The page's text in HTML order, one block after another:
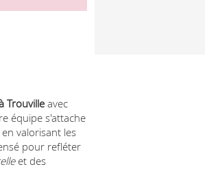
Trouvilleavec
équipe s'attache
valorisant les
pour refléter
et des